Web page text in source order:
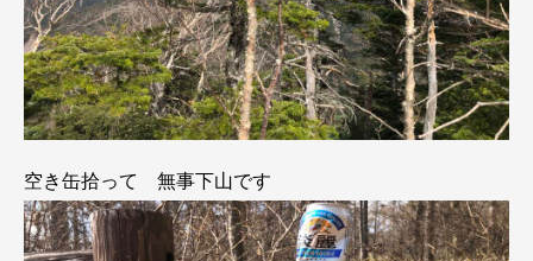
空き缶拾って 無事下山です